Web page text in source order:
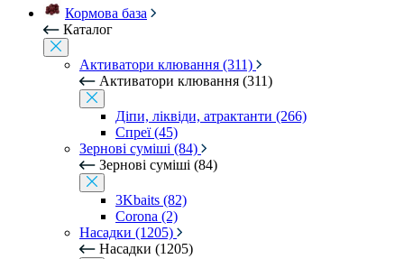
Кормова база
Каталог
Активатори клювання (311)
Активатори клювання (311)
Діпи, ліквіди, атрактанти (266)
Спреї (45)
Зернові суміші (84)
Зернові суміші (84)
3Kbaits (82)
Corona (2)
Насадки (1205)
Насадки (1205)